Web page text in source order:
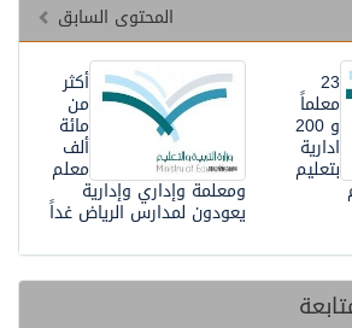
المحتوى السابق
أكثر
من
مائة
ألف
معلم
ومعلمة وإداري وإدارية
يعودون لمدارس الرياض غداً
23
معلماً
و 200
ادارية
بتعليم